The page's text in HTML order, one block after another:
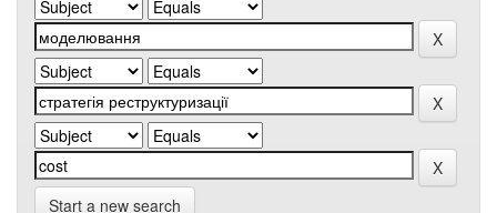
Start a new search